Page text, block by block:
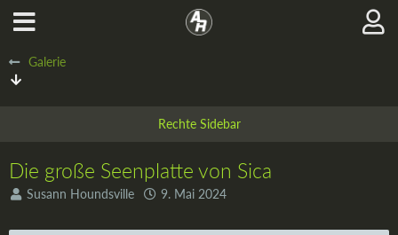
Galerie
Die große Seenplatte von Sica
Susann Houndsville 9. Mai 2024